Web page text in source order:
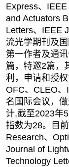
Express、
and Actuators
Letters、 IEEE
流光学期刊及
第一作者及通
篇，特邀2篇，
利，申请和授权
OFC、 CLEO、
名国际会议，
计,截至2023年5
指数为28。目
Research、
Journal of
Technology